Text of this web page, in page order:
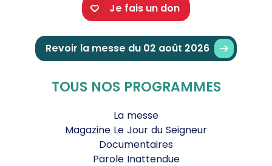
Je fais un don
Revoir la messe du 02 août 2026
TOUS NOS PROGRAMMES
La messe
Magazine Le Jour du Seigneur
Documentaires
Parole Inattendue